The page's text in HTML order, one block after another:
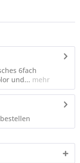
6fach
und... mehr